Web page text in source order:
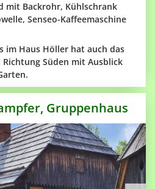
mit Backrohr, Kühlschrank
Senseo-Kaffeemaschine
im Haus Höller hat auch das
Richtung Süden mit Ausblick
Gruppenhaus